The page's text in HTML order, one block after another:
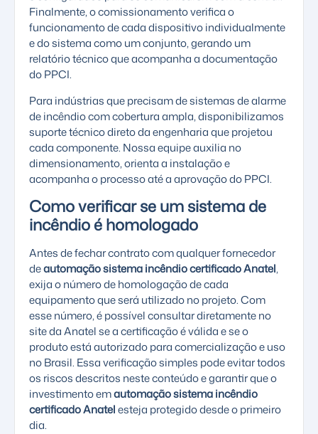
Finalmente, o comissionamento verifica o
funcionamento de cada dispositivo individualmente
e do sistema como um conjunto, gerando um
relatório técnico que acompanha a documentação
do PPCI.
Para indústrias que precisam de sistemas de alarme
de incêndiocom cobertura ampla, disponibilizamos
suporte técnico direto da engenharia que projetou
cada componente. Nossa equipe auxilia no
dimensionamento, orienta a instalação e
acompanha o processo até a aprovação do PPCI.
Como verificar se um sistema de
incêndio é homologado
Antes de fechar contrato com qualquer fornecedor
deautomação sistema incêndio certificado Anatel,
exija o número de homologação de cada
equipamento que será utilizado no projeto. Com
esse número, é possível consultar diretamente no
site da Anatel se a certificação é válida e se o
produto está autorizado para comercialização e uso
no Brasil. Essa verificação simples pode evitar todos
os riscos descritos neste conteúdo e garantir que o
investimento emautomação sistema incêndio
certificado Anatelesteja protegido desde o primeiro
dia.